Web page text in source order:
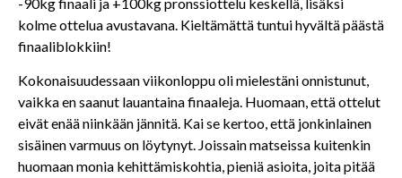
kolme ottelua avustavana. Kieltämättä tuntui hyvältä päästä
finaaliblokkiin!
Kokonaisuudessaan viikonloppu oli mielestäni onnistunut,
vaikka en saanut lauantaina finaaleja. Huomaan, että ottelut
eivät enää niinkään jännitä. Kai se kertoo, että jonkinlainen
sisäinen varmuus on löytynyt. Joissain matseissa kuitenkin
huomaan monia kehittämiskohtia, pieniä asioita, joita pitää